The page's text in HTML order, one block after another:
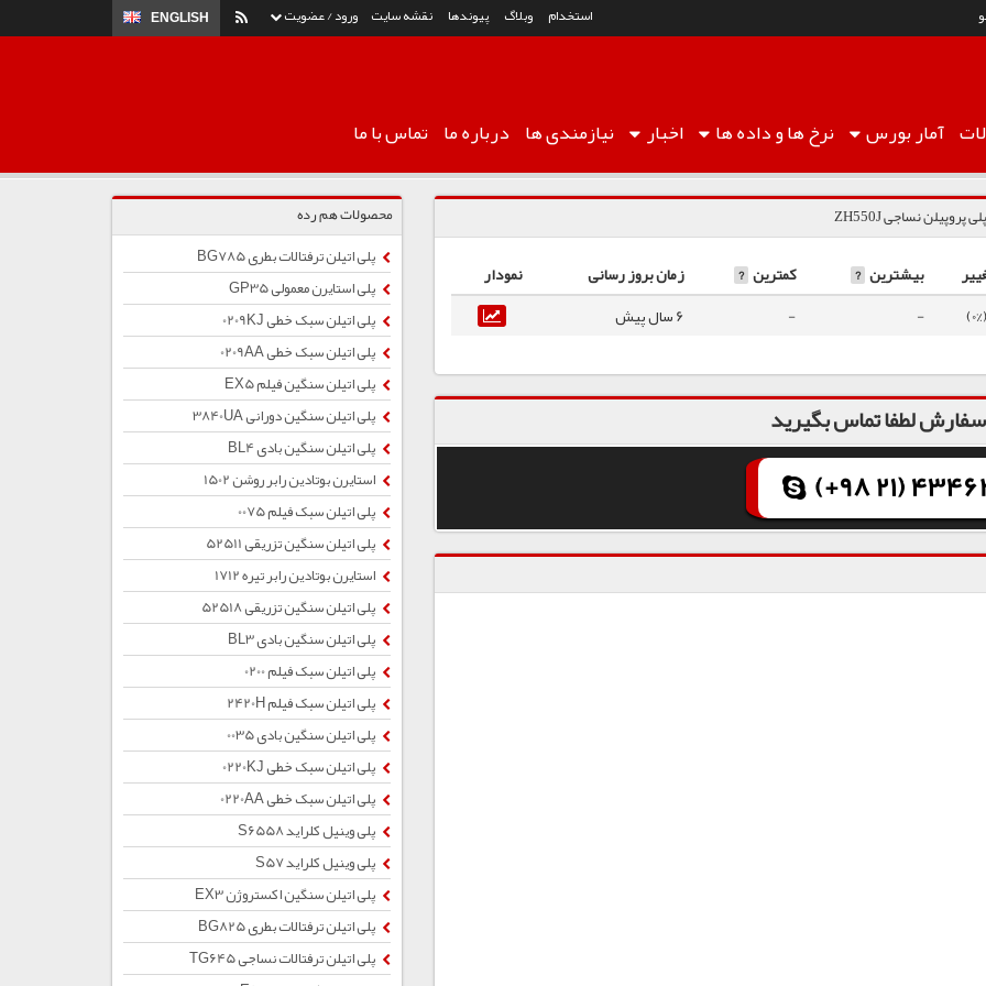
ورود / عضویت ENGLISH استخدام وبلاگ پیوندها نقشه سایت
آماربورس نرخ هاو داده ها اخبار نیازمندی ها درباره ما تماس با ما
پلی پروپیلن نساجی ZH550J
بیشترین ? کمترین ? زمان بروز رسانی
نمودار
-
- 6 سال پیش
لطفا تماس بگیرید
(+98 21)
محصولات هم رده
پلی اتیلن ترفتالات بطری BG785
پلی استایرن معمولی GP35
پلی اتیلن سبک خطی 0209KJ
پلی اتیلن سبک خطی 0209AA
پلی اتیلن سنگین فیلم EX5
پلی اتیلن سنگین دورانی 3840UA
پلی اتیلن سنگین بادی BL4
استایرن بوتادین رابر روشن 1502
پلی اتیلن سبک فیلم 0075
پلی اتیلن سنگین تزریقی 52511
استایرن بوتادین رابر تیره 1712
پلی اتیلن سنگین تزریقی 52518
پلی اتیلن سنگین بادی BL3
پلی اتیلن سبک فیلم 0200
پلی اتیلن سبک فیلم 2420H
پلی اتیلن سنگین بادی 0035
پلی اتیلن سبک خطی 0220KJ
پلی اتیلن سبک خطی 0220AA
پلی وینیل کلراید S6558
پلی وینیل کلراید S57
پلی اتیلن سنگین اکستروژن EX3
پلی اتیلن ترفتالات بطری BG825
پلی اتیلن ترفتالات نساجی TG645